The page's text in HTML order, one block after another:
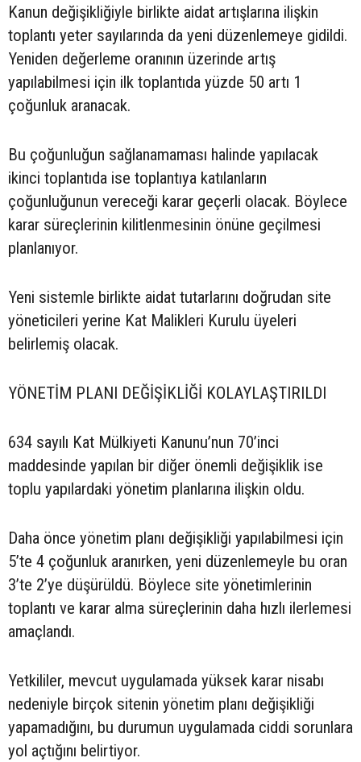
Kanun değişikliğiyle birlikte aidat artışlarına ilişkin
toplantı yeter sayılarında da yeni düzenlemeye gidildi.
Yeniden değerleme oranının üzerinde artış
yapılabilmesi için ilk toplantıda yüzde 50 artı 1
çoğunluk aranacak.
Bu çoğunluğun sağlanamaması halinde yapılacak
ikinci toplantıda ise toplantıya katılanların
çoğunluğunun vereceği karar geçerli olacak. Böylece
karar süreçlerinin kilitlenmesinin önüne geçilmesi
planlanıyor.
Yeni sistemle birlikte aidat tutarlarını doğrudan site
yöneticileri yerine Kat Malikleri Kurulu üyeleri
belirlemiş olacak.
YÖNETİM PLANI DEĞİŞİKLİĞİ KOLAYLAŞTIRILDI
634 sayılı Kat Mülkiyeti Kanunu’nun 70’inci
maddesinde yapılan bir diğer önemli değişiklik ise
toplu yapılardaki yönetim planlarına ilişkin oldu.
Daha önce yönetim planı değişikliği yapılabilmesi için
5’te 4 çoğunluk aranırken, yeni düzenlemeyle bu oran
3’te 2’ye düşürüldü. Böylece site yönetimlerinin
toplantı ve karar alma süreçlerinin daha hızlı ilerlemesi
amaçlandı.
Yetkililer, mevcut uygulamada yüksek karar nisabı
nedeniyle birçok sitenin yönetim planı değişikliği
yapamadığını, bu durumun uygulamada ciddi sorunlara
yol açtığını belirtiyor.